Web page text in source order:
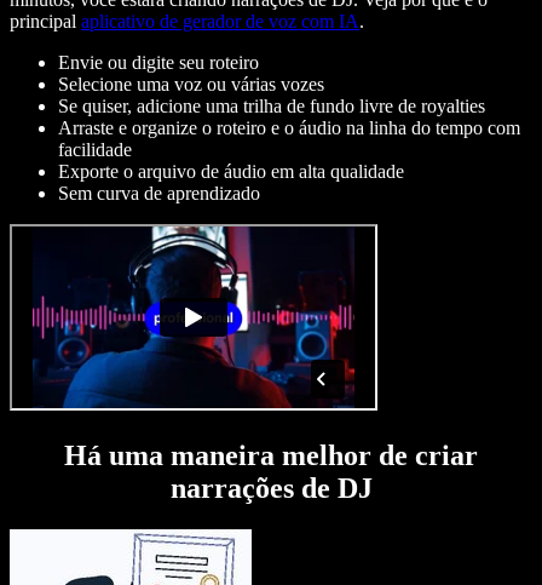
principal aplicativo de gerador de voz com IA.
Envie ou digite seu roteiro
Selecione uma voz ou várias vozes
Se quiser, adicione uma trilha de fundo livre de royalties
Arraste e organize o roteiro e o áudio na linha do tempo com
facilidade
Exporte o arquivo de áudio em alta qualidade
Sem curva de aprendizado
Há uma maneira melhor de criar
narrações de DJ